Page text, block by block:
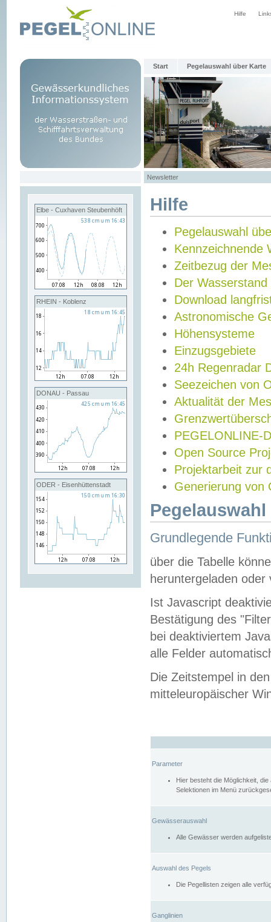
Hilfe
Start Pegelauswahl über Karte
Newsletter
Elbe - Cuxhaven Steubenhöft
RHEIN - Koblenz
DONAU - Passau
ODER - Eisenhüttenstadt
Hilfe
Pegelauswahl
Kennzeichnende
Zeitbezug der
Der Wasserstand
Download
Astronomische
Höhensysteme
Einzugsgebiete
24h Regenradar
Seezeichen von
Aktualität der
PEGELONLINE-
Open Source
Projektarbeit zur
Generierung von
Grundlegende
über die Tabelle
heruntergeladen oder
Ist Javascript
Bestätigung des
bei deaktiviertem
alle Felder
Die Zeitstempel in
mitteleuropäischer
Parameter
Hier besteht die Möglichkeit,
Selektionen im Menü
Gewässerauswahl
Alle Gewässer werden
Auswahl des Pegels
Die Pegellisten zeigen alle
Ganglinien